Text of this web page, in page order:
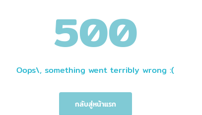
500
Oops\, something went terribly wrong :(
กลับสู่หน้าแรก